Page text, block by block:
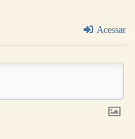
Acessar